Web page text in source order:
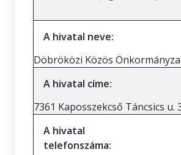
A hivatal neve:
Döbröközi Közös
A hivatal címe:
7361 Kaposszekcső Táncsics u.
A hivatal
telefonszáma: